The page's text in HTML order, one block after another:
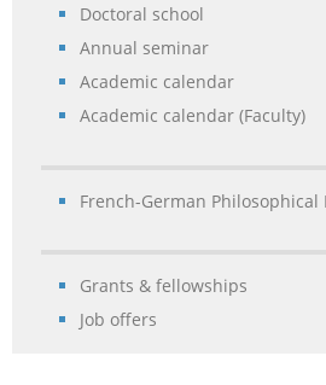
Doctoral school
Annual seminar
Academic calendar
Academic calendar (Faculty)
French-German Philosophical
Grants & fellowships
Job offers